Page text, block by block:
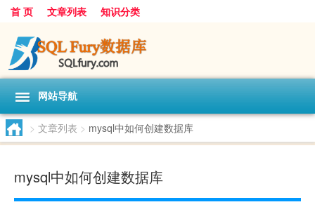
首 页 文章列表 知识分类
网站导航
> 文章列表 > mysql中如何创建数据库
mysql中如何创建数据库